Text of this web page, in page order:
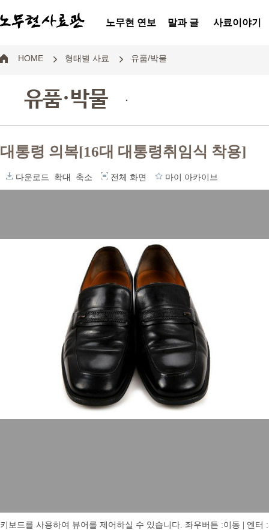
노무현 연보 말과 글 사료이야기
HOME 형태별 사료 유품/박물
유품·박물 .
대통령 의복[16대 대통령취임식 착용]
다운로드 확대 축소 전체 화면 마이 아카이브
키보드를 사용하여 뷰어를 제어하실 수 있습니다. 좌우버튼 :이동 | 엔터